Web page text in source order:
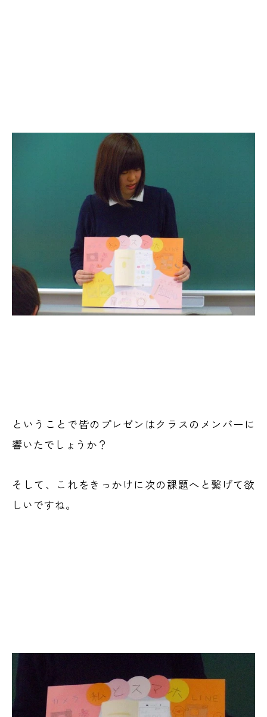
ということで皆のプレゼンはクラスのメンバーに
響いたでしょうか？
そして、これをきっかけに次の課題へと繋げて欲
しいですね。